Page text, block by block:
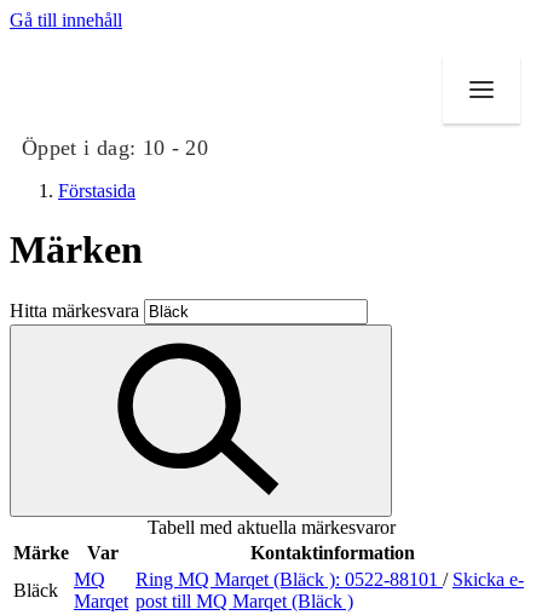
Gå till innehåll
Öppet i dag: 10 - 20
Butiker
Mat och dryck
Evenemang
Erbjudanden
Inspiration
Förstasida
Märken
Hitta märkesvara
Tabell med aktuella märkesvaror
Märke
Var
Kontaktinformation
Bläck
MQ
Marqet
Ring MQ Marqet (Bläck ): 0522-88101 / Skicka e-
post till MQ Marqet (Bläck )